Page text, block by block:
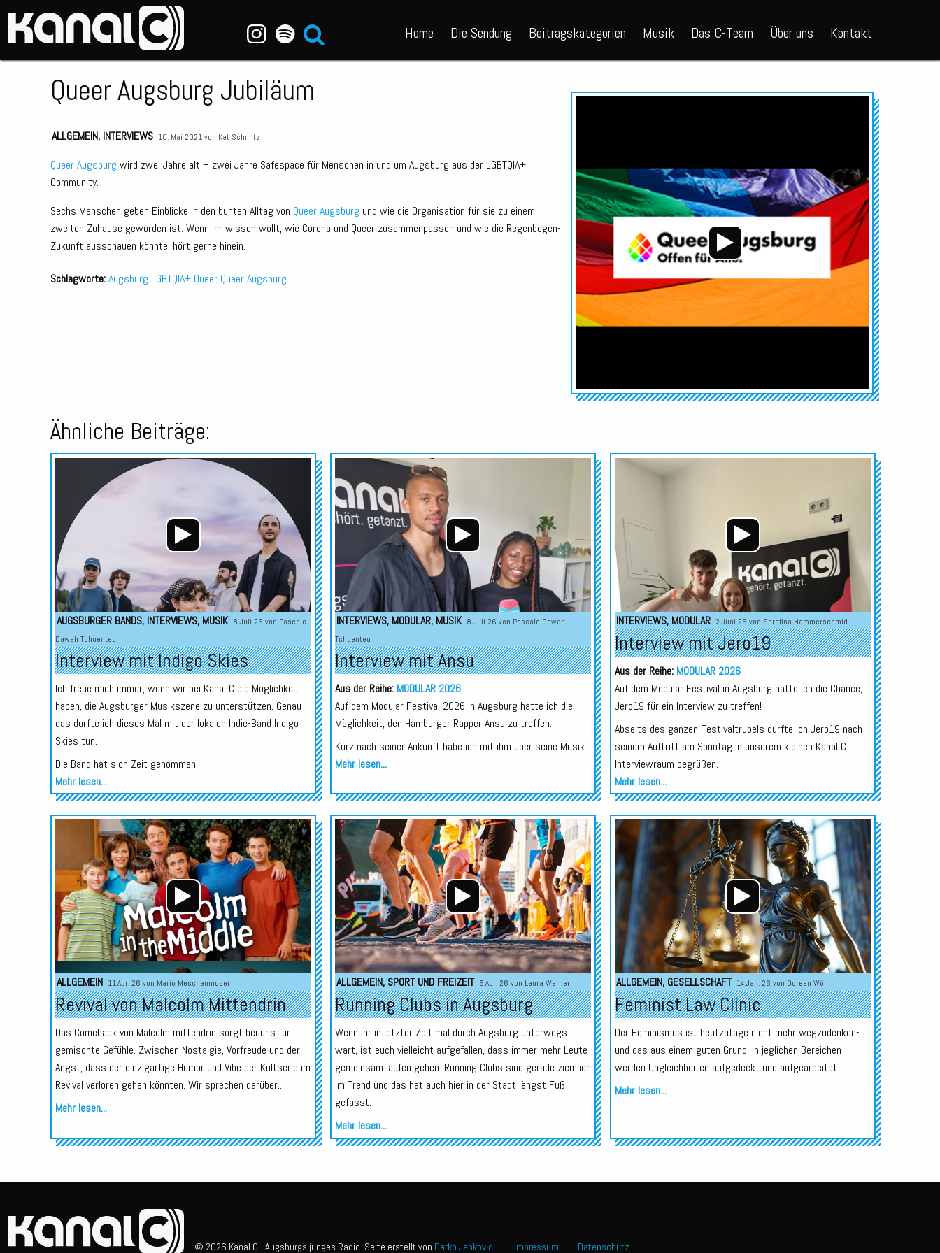
Home Die Sendung Beitragskategorien Musik Das C-Team Über uns Kontakt
Audio-
Player
Queer Augsburg Jubiläum
ALLGEMEIN, INTERVIEWS 10. Mai 2021 von Kat Schmitz
Queer Augsburg wird zwei Jahre alt – zwei Jahre Safespace für Menschen in und um Augsburg aus der LGBTQIA+
Community.
Sechs Menschen geben Einblicke in den bunten Alltag von Queer Augsburg und wie die Organisation für sie zu einem
zweiten Zuhause geworden ist. Wenn ihr wissen wollt, wie Corona und Queer zusammenpassen und wie die Regenbogen-
Zukunft ausschauen könnte, hört gerne hinein.
Schlagworte:Augsburg LGBTQIA+ Queer Queer Augsburg
Ähnliche Beiträge:
Audio-
Player
AUGSBURGER BANDS, INTERVIEWS, MUSIK 8.Juli 26 von Pascale
Dawah Tchuenteu
Interview mit Indigo Skies
Ich freue mich immer, wenn wir bei Kanal C die Möglichkeit
haben, die Augsburger Musikszene zu unterstützen. Genau
das durfte ich dieses Mal mit der lokalen Indie-Band Indigo
Skies tun.
Die Band hat sich Zeit genommen...
Mehr lesen...
Audio-
Player
INTERVIEWS, MODULAR, MUSIK 8.Juli 26 von Pascale Dawah
Tchuenteu
Interview mit Ansu
Aus der Reihe: MODULAR 2026
Auf dem Modular Festival 2026 in Augsburg hatte ich die
Möglichkeit, den Hamburger Rapper Ansu zu treffen.
Kurz nach seiner Ankunft habe ich mit ihm über seine Musik...
Mehr lesen...
Audio-
Player
INTERVIEWS, MODULAR 2.Juni 26 von Serafina Hammerschmid
Interview mit Jero19
Aus der Reihe: MODULAR 2026
Auf dem Modular Festival in Augsburg hatte ich die Chance,
Jero19 für ein Interview zu treffen!
Abseits des ganzen Festivaltrubels durfte ich Jero19 nach
seinem Auftritt am Sonntag in unserem kleinen Kanal C
Interviewraum begrüßen.
Mehr lesen...
Audio-
Player
ALLGEMEIN 11.Apr. 26 von Mario Meschenmoser
Revival von Malcolm Mittendrin
Das Comeback von Malcolm mittendrin sorgt bei uns für
gemischte Gefühle. Zwischen Nostalgie, Vorfreude und der
Angst, dass der einzigartige Humor und Vibe der Kultserie im
Revival verloren gehen könnten. Wir sprechen darüber...
Mehr lesen...
Audio-
Player
ALLGEMEIN, SPORT UND FREIZEIT 6.Apr. 26 von Laura Werner
Running Clubs in Augsburg
Wenn ihr in letzter Zeit mal durch Augsburg unterwegs
wart, ist euch vielleicht aufgefallen, dass immer mehr Leute
gemeinsam laufen gehen. Running Clubs sind gerade ziemlich
im Trend und das hat auch hier in der Stadt längst Fuß
gefasst.
Mehr lesen...
Audio-
Player
ALLGEMEIN, GESELLSCHAFT 14.Jan. 26 von Doreen Wöhrl
Feminist Law Clinic
Der Feminismus ist heutzutage nicht mehr wegzudenken-
und das aus einem guten Grund. In jeglichen Bereichen
werden Ungleichheiten aufgedeckt und aufgearbeitet.
Mehr lesen...
© 2026 Kanal C - Augsburgs junges Radio. Seite erstellt von Darko Jankovic. Impressum Datenschutz